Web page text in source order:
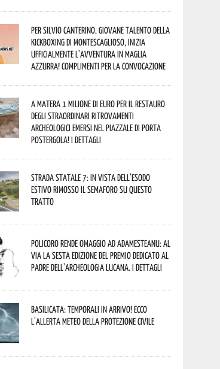
Per Silvio Canterino, giovane talento della
kickboxing di Montescaglioso, inizia
ufficialmente l’avventura in maglia
azzurra! Complimenti per la convocazione
A Matera 1 milione di euro per il restauro
degli straordinari ritrovamenti
archeologici emersi nel piazzale di Porta
Postergola! I dettagli
Strada statale 7: in vista dell’esodo
estivo rimosso il semaforo su questo
tratto
Policoro rende omaggio ad Adamesteanu: al
via la sesta edizione del Premio dedicato al
padre dell’archeologia lucana. I dettagli
Basilicata: temporali in arrivo! Ecco
l’allerta meteo della Protezione civile